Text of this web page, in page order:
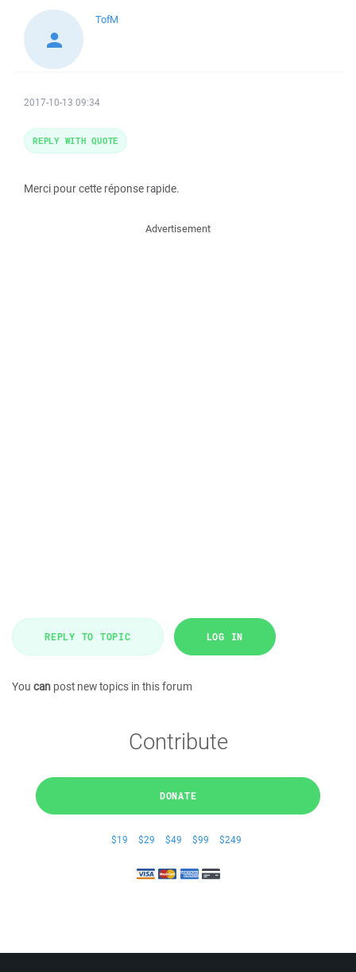
TofM
2017-10-13 09:34
Merci pour cette réponse rapide.
REPLY WITH QUOTE
Advertisement
REPLY TO TOPIC LOG IN
You can post new topics in this forum
Contribute
DONATE
$19 $29 $49 $99 $249